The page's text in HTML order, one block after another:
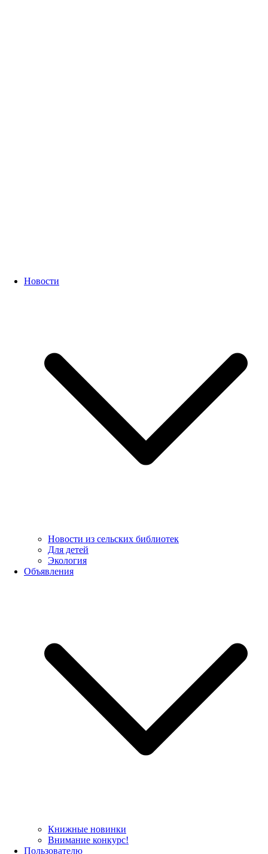
Новости
Новости из сельских библиотек
Для детей
Экология
Объявления
Книжные новинки
Внимание конкурс!
Пользователю